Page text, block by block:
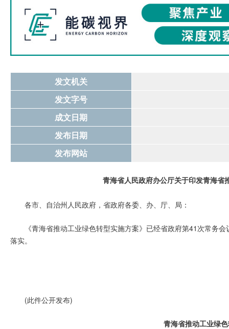
发文机关
发文字号
成文日期
发布日期
发布网站
青海省人民政府办公厅关于印发青海省
各市、自治州人民政府，省政府各委、办、厅、局：
《青海省推动工业绿色转型实施方案》已经省政府第41次常务
落实。
(此件公开发布)
青海省推动工业绿